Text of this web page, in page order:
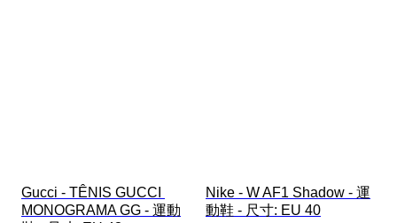
Gucci - TÊNIS GUCCI
MONOGRAMA GG - 運動
Nike - W AF1 Shadow - 運
動鞋 - 尺寸: EU 40